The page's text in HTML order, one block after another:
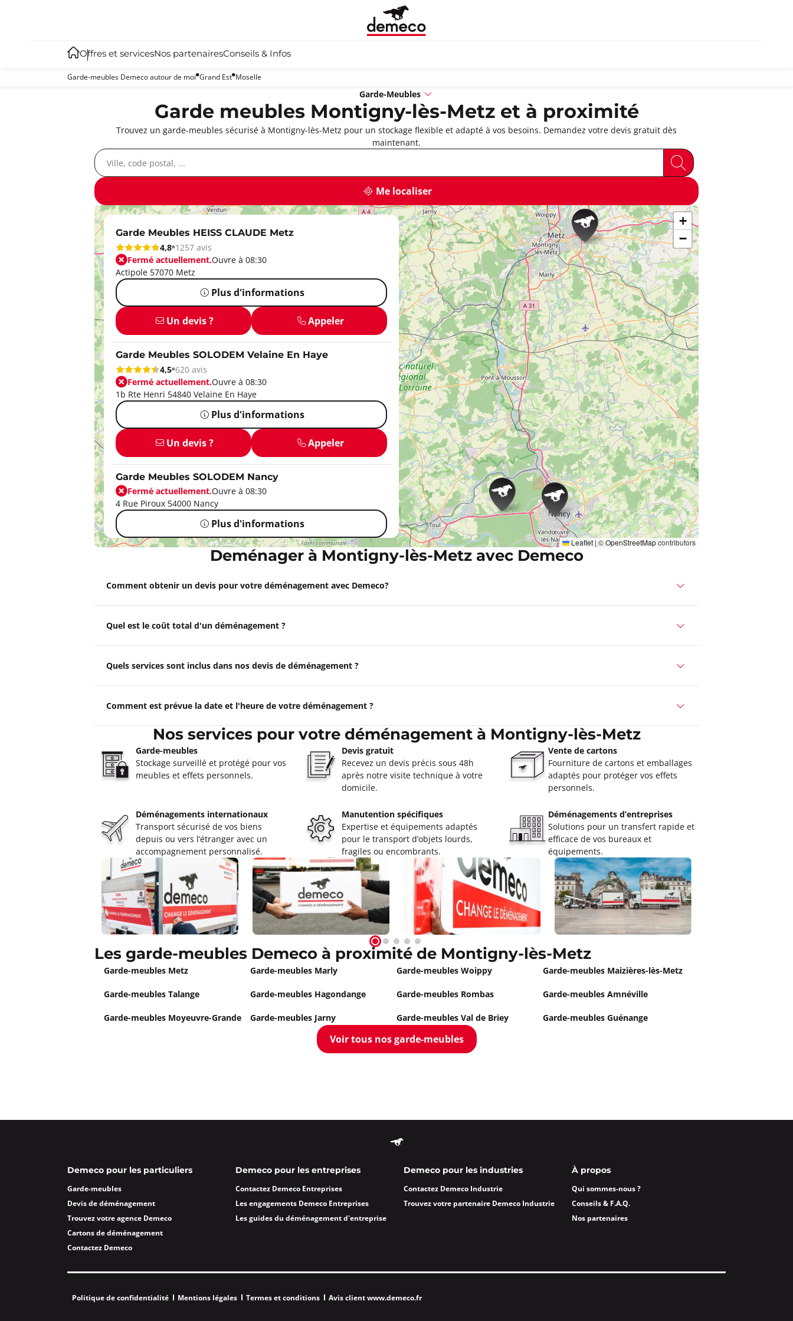
Offres et servicesNos partenairesConseils & Infos
Garde-meubles Demeco autour de moi Grand Est Moselle
Garde-Meubles
Garde meubles Montigny-lès-Metz et à proximité
Trouvez un garde-meubles sécurisé à Montigny-lès-Metz pour un stockage flexible et adapté à vos besoins. Demandez votre devis gratuit dès
maintenant.
Me localiser
Garde Meubles HEISS CLAUDE Metz
4,8 1257 avis
Fermé actuellement.Ouvre à 08:30
Actipole 57070 Metz
Plus d'informations
Un devis ? Appeler
Garde Meubles SOLODEM Velaine En Haye
4,5 620 avis
Fermé actuellement.Ouvre à 08:30
1b Rte Henri 54840 Velaine En Haye
Plus d'informations
Un devis ? Appeler
Garde Meubles SOLODEM Nancy
Fermé actuellement.Ouvre à 08:30
4 Rue Piroux 54000 Nancy
Plus d'informations
Un devis ? Appeler
+
−
Leaflet | ©OpenStreetMapcontributors
Deménager à Montigny-lès-Metz avec Demeco
Comment obtenir un devis pour votre déménagement avec Demeco?
Quel est le coût total d'un déménagement ?
Quels services sont inclus dans nos devis de déménagement ?
Comment est prévue la date et l'heure de votre déménagement ?
Nos services pour votre déménagement à Montigny-lès-Metz
Garde-meubles
Stockage surveillé et protégé pour vos
meubles et effets personnels.
Devis gratuit
Recevez un devis précis sous 48h
après notre visite technique à votre
domicile.
Vente de cartons
Fourniture de cartons et emballages
adaptés pour protéger vos effets
personnels.
Déménagements internationaux
Transport sécurisé de vos biens
depuis ou vers l’étranger avec un
accompagnement personnalisé.
Manutention spécifiques
Expertise et équipements adaptés
pour le transport d’objets lourds,
fragiles ou encombrants.
Déménagements d’entreprises
Solutions pour un transfert rapide et
efficace de vos bureaux et
équipements.
Les garde-meubles Demeco à proximité de Montigny-lès-Metz
Garde-meubles Metz Garde-meubles Marly Garde-meubles Woippy Garde-meubles Maizières-lès-Metz
Garde-meubles Talange Garde-meubles Hagondange Garde-meubles Rombas Garde-meubles Amnéville
Garde-meubles Moyeuvre-Grande Garde-meubles Jarny Garde-meubles Val de Briey Garde-meubles Guénange
Voir tous nos garde-meubles
Demeco pour les particuliers
Garde-meubles
Devis de déménagement
Trouvez votre agence Demeco
Cartons de déménagement
Contactez Demeco
Demeco pour les entreprises
Contactez Demeco Entreprises
Les engagements Demeco Entreprises
Les guides du déménagement d'entreprise
Demeco pour les industries
Contactez Demeco Industrie
Trouvez votre partenaire Demeco Industrie
À propos
Qui sommes-nous ?
Conseils & F.A.Q.
Nos partenaires
Politique de confidentialité Mentions légales Termes et conditions Avis client www.demeco.fr